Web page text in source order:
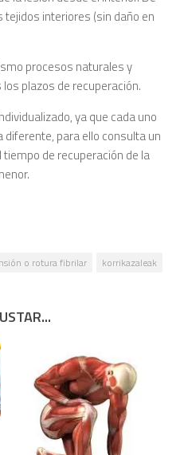
interiores (sin daño en
procesos naturales y
plazos de recuperación.
ya que cada uno
para ello consulta un
de recuperación de la
o rotura fibrilar korrikazaleak